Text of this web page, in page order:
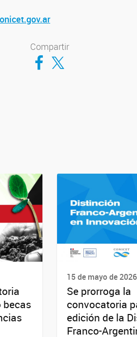
Compartir
Compartir en Facebook
Compartir en Twitter
becas
15 de mayo de 2026
Se prorroga la
convocatoria
edición de la
Franco-